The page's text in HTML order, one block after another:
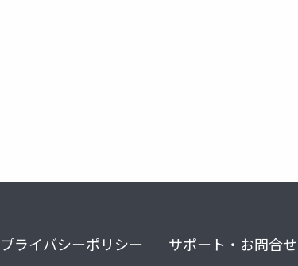
プライバシーポリシー サポート・お問合せ